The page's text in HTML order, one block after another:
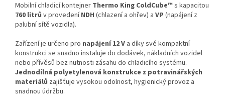
Mobilní chladicí kontejner Thermo King ColdCube™ s kapacitou
760 litrů v provedeníNDH (chlazení a ohřev) a VP (napájení z
palubní sítě vozidla).
Zařízení je určeno pro napájení 12 V a díky své kompaktní
konstrukci se snadno instaluje do dodávek, nákladních vozidel
nebo přívěsů bez nutnosti zásahu do chladicího systému.
Jednodílná polyetylenová konstrukce z potravinářských
materiálů zajišťuje vysokou odolnost, hygienický provoz a
snadnou údržbu.